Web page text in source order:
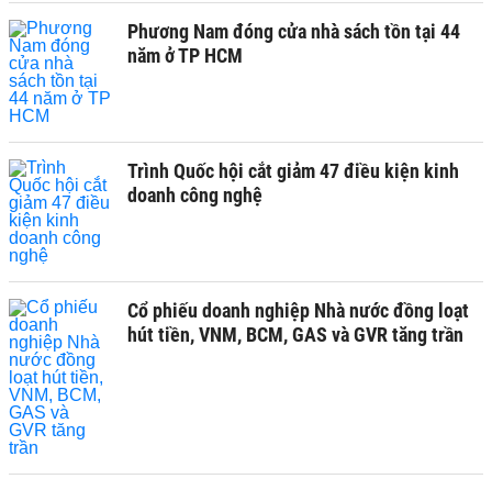
Phương Nam đóng cửa nhà sách tồn tại 44
năm ở TP HCM
Trình Quốc hội cắt giảm 47 điều kiện kinh
doanh công nghệ
Cổ phiếu doanh nghiệp Nhà nước đồng loạt
hút tiền, VNM, BCM, GAS và GVR tăng trần